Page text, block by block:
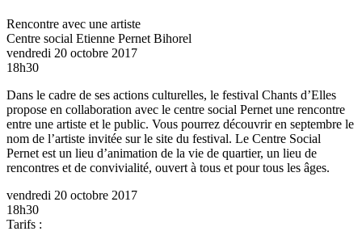
Rencontre avec une artiste
Centre social Etienne Pernet Bihorel
vendredi 20 octobre 2017
18h30
Dans le cadre de ses actions culturelles, le festival Chants d’Elles
propose en collaboration avec le centre social Pernet une rencontre
entre une artiste et le public. Vous pourrez découvrir en septembre le
nom de l’artiste invitée sur le site du festival. Le Centre Social
Pernet est un lieu d’animation de la vie de quartier, un lieu de
rencontres et de convivialité, ouvert à tous et pour tous les âges.
vendredi 20 octobre 2017
18h30
Tarifs :